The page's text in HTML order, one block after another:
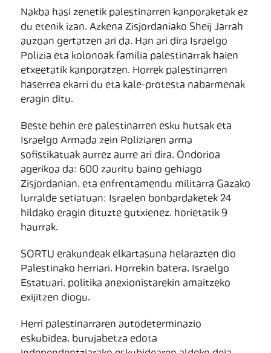
Nakba hasi zenetik palestinarren kanporaketak ez
du etenik izan. Azkena Zisjordaniako Sheij Jarrah
auzoan gertatzen ari da. Han ari dira Israelgo
Polizia eta kolonoak familia palestinarrak haien
etxeetatik kanporatzen. Horrek palestinarren
haserrea ekarri du eta kale-protesta nabarmenak
eragin ditu.
Beste behin ere palestinarren esku hutsak eta
Israelgo Armada zein Poliziaren arma
sofistikatuak aurrez aurre ari dira. Ondorioa
agerikoa da: 600 zauritu baino gehiago
Zisjordanian, eta enfrentamendu militarra Gazako
lurralde setiatuan; Israelen bonbardaketek 24
hildako eragin dituzte gutxienez, horietatik 9
haurrak.
SORTU erakundeak elkartasuna helarazten dio
Palestinako herriari. Horrekin batera, Israelgo
Estatuari, politika anexionistarekin amaitzeko
exijitzen diogu.
Herri palestinarraren autodeterminazio
eskubidea, burujabetza edota